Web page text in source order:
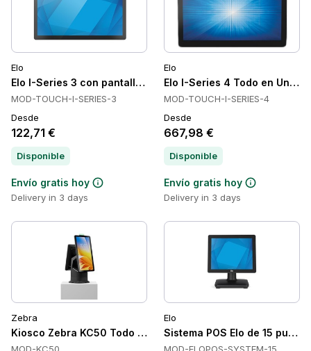
Elo
Elo I-Series 3 con pantalla táctil Intel Todo en Uno,
MOD-TOUCH-I-SERIES-3
Desde
122,71 €
Disponible
Envío gratis hoy
Delivery in 3 days
Elo
Elo I-Series 4 Todo en Uno,
MOD-TOUCH-I-SERIES-4
Desde
667,98 €
Disponible
Envío gratis hoy
Delivery in 3 days
Zebra
Kiosco Zebra KC50 Todo en Uno, Wi-Fi 6E, Android GMS,
Elo
Sistema POS Elo de 15